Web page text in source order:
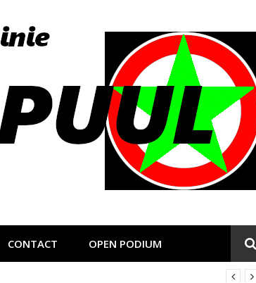
CONTACT OPEN PODIUM